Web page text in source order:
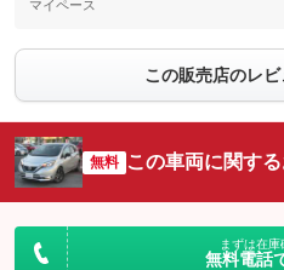
マイペース
この販売店のレ
無料 この車両に関す
まずは在
無料電話